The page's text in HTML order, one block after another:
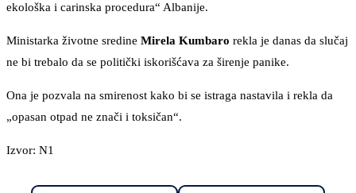
ekološka i carinska procedura“ Albanije.
Ministarka životne sredine Mirela Kumbaro rekla je danas da slučaj
ne bi trebalo da se politički iskorišćava za širenje panike.
Ona je pozvala na smirenost kako bi se istraga nastavila i rekla da
„opasan otpad ne znači i toksičan“.
Izvor: N1